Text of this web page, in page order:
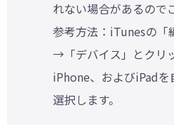
れない場合があるので
参考方法：iTunesの「
→「デバイス」とクリ
iPhone、およびiPad
選択します。